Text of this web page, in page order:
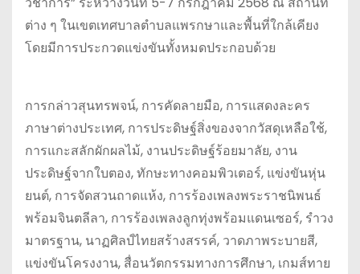
ต่าง ๆ ในเขตเทศบาลตำบลแพรกษาและพื้นที่ใกล้เคียง
โดยมีการประกวดแข่งขันทั้งหมดประกอบด้วย
การกล่าวสุนทรพจน์, การคัดลายมือ, การแสดงละคร
ภาษาต่างประเทศ, การประดิษฐ์สิ่งของจากวัสดุเหลือใช้,
การแกะสลักผักผลไม้, งานประดิษฐ์ร้อยมาลัย, งาน
ประดิษฐ์จากใบตอง, ทักษะทางคอมพิวเตอร์, แข่งขันหุ่น
ยนต์, การจัดสวนถาดแห้ง, การร้องเพลงพระราชนิพนธ์
พร้อมจินตลีลา, การร้องเพลงลูกทุ่งพร้อมแดนเซอร์, รำวง
มาตรฐาน, นาฏศิลป์ไทยสร้างสรรค์, วาดภาพระบายสี,
แข่งขันโครงงาน, สื่อนวัตกรรมทางการศึกษา, เกมส์ทาย